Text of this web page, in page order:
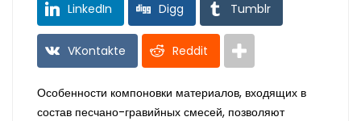
LinkedIn Digg Tumblr
VKontakte Reddit
Особенности компоновки материалов, входящих в
состав песчано-гравийных смесей, позволяют